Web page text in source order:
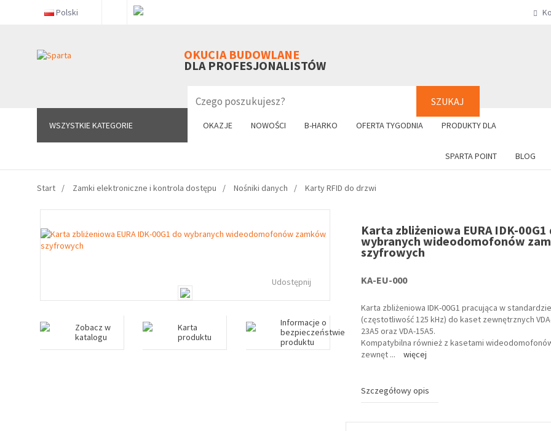
Polski
OKUCIA BUDOWLANE
DLA PROFESJONALISTÓW
SZUKAJ
WSZYSTKIE KATEGORIE OKAZJE NOWOŚCI B-HARKO OFERTA TYGODNIA PRODUKTY DLA
SPARTA POINT BLOG
WSZYSTKIE KATEGORIE +48 61
Start Zamki elektroniczne i kontrola dostępu Nośniki danych Karty RFID do drzwi
Udostępnij
Zobacz w
katalogu
Karta
produktu
Informacje o
bezpieczeństwie
produktu
Karta zbliżeniowa EURA IDK-00G1
wybranych wideodomofonów
szyfrowych
KA-EU-000
Karta zbliżeniowa IDK-00G1 pracująca w standardzie
(częstotliwość 125 kHz) do kaset zewnętrznych
23A5 oraz VDA-15A5.
Kompatybilna również z kasetami
zewnęt ... więcej
Szczegółowy opis